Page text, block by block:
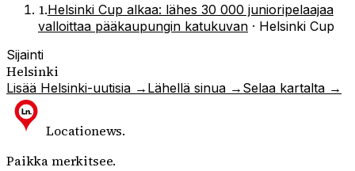
1.Helsinki Cup alkaa: lähes 30 000 junioripelaajaa
valloittaa pääkaupungin katukuvan · Helsinki Cup
Sijainti
Helsinki
Lisää Helsinki-uutisia → Lähellä sinua → Selaa kartalta →
Locationews.
Paikka merkitsee.